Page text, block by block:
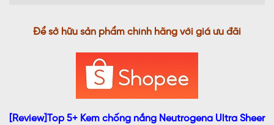
Để sở hữu sản phẩm chính hãng với giá ưu đãi
[Review]Top 5+ Kem chống nắng Neutrogena Ultra Sheer